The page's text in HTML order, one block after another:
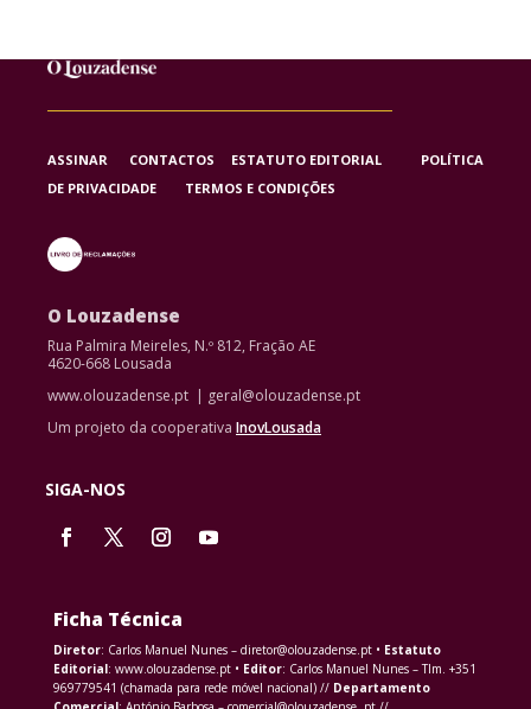
ASSINAR CONTACTOS ESTATUTO EDITORIAL POLÍTICA
DE PRIVACIDADE TERMOS E CONDIÇÕES
O Louzadense
Rua Palmira Meireles, N.º 812, Fração AE
4620-668 Lousada
www.olouzadense.pt | geral@olouzadense.pt
Um projeto da cooperativa InovLousada
SIGA-NOS
Ficha Técnica
Diretor: Carlos Manuel Nunes – diretor@olouzadense.pt • Estatuto
Editorial: www.olouzadense.pt • Editor: Carlos Manuel Nunes – Tlm. +351
969779541 (chamada para rede móvel nacional) // Departamento